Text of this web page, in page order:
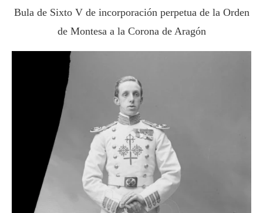
Bula de Sixto V de incorporación perpetua de la Orden
de Montesa a la Corona de Aragón